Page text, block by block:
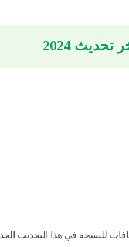
للنسخة في هذا التحديث